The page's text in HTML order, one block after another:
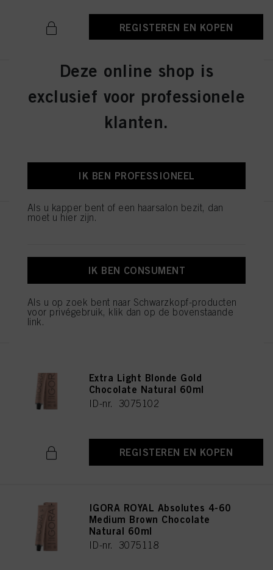
REGISTEREN EN KOPEN
IGORA ROYAL Absolutes 9-50
Extra Light Blonde Gold Natural
60ml
ID-nr. 3075104
REGISTEREN EN KOPEN
IGORA ROYAL Absolutes 7-560
REGISTEREN EN KOPEN
Extra Light Blonde Gold
Chocolate Natural 60ml
ID-nr. 3075102
REGISTEREN EN KOPEN
IGORA ROYAL Absolutes 4-60
Medium Brown Chocolate
Natural 60ml
ID-nr. 3075118
Deze online shop is
exclusief voor professionele
klanten.
IK BEN PROFESSIONEEL
Als u kapper bent of een haarsalon bezit, dan
moet u hier zijn.
IK BEN CONSUMENT
Als u op zoek bent naar Schwarzkopf-producten
voor privégebruik, klik dan op de bovenstaande
link.
technisch noodzakelijk zijn om u deze website aan te kunnen bieden..